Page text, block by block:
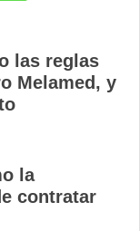
las reglas
Melamed, y
la
contratar